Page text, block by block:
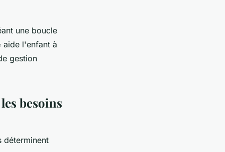
une boucle
aide l'enfant à
gestion
besoins
déterminent